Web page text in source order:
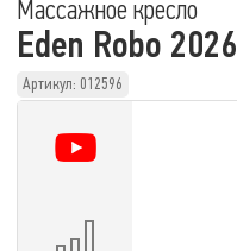
Массажное кресло
Eden Robo 2026
Артикул: 012596